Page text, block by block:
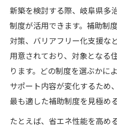
新築を検討する際、岐阜県多
制度が活用できます。補助制
対策、バリアフリー化支援な
用意されており、対象となる
ります。どの制度を選ぶかに
サポート内容が変化するため
最も適した補助制度を見極め
たとえば、省エネ性能を高め